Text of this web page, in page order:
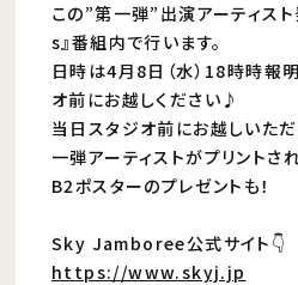
この”第一弾”出演アーティス
s』番組内で行います。
日時は4月8日（水）18時時報
オ前にお越しください♪
当日スタジオ前にお越しいた
一弾アーティストがプリントさ
B2ポスターのプレゼントも！
Sky Jamboree公式サイト👇
https://www.skyj.jp